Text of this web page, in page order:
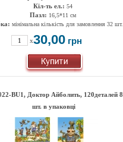
Кіл-ть ел.: 54
Пазл: 16,5*11 см
мінімальна кількість для замовлення 32 шт.
x30,00 грн
ВU1, Доктор Айболить, 120деталей 8
шт. в упаковці